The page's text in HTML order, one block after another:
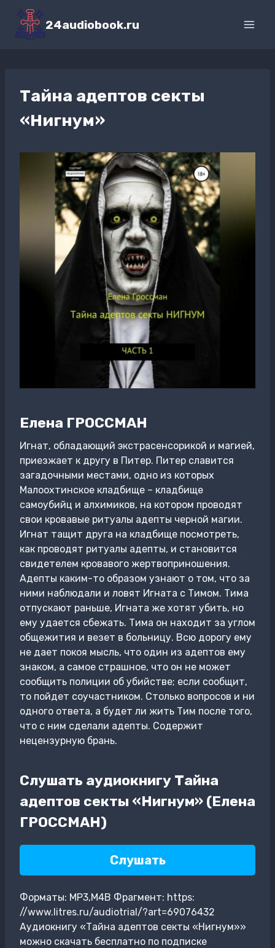
Перейти
содержимому
24audiobook.ru
Тайна адептов секты
«Нигнум»
Елена ГРОССМАН
Игнат, обладающий экстрасенсорикой и магией,
приезжает к другу в Питер. Питер славится
загадочными местами, одно из которых
Малоохтинское кладбище – кладбище
самоубийц и алхимиков, на котором проводят
свои кровавые ритуалы адепты черной магии.
Игнат тащит друга на кладбище посмотреть,
как проводят ритуалы адепты, и становится
свидетелем кровавого жертвоприношения.
Адепты каким-то образом узнают о том, что за
ними наблюдали и ловят Игната с Тимом. Тима
отпускают раньше, Игната же хотят убить, но
ему удается сбежать. Тима он находит за углом
общежития и везет в больницу. Всю дорогу ему
не дает покоя мысль, что один из адептов ему
знаком, а самое страшное, что он не может
сообщить полиции об убийстве; если сообщит,
то пойдет соучастником. Столько вопросов и ни
одного ответа, а будет ли жить Тим после того,
что с ним сделали адепты. Содержит
нецензурную брань.
Слушать аудиокнигу Тайна
адептов секты «Нигнум» (Елена
ГРОССМАН)
Слушать
Форматы: MP3,M4B Фрагмент: https:
//www.litres.ru/audiotrial/?art=69076432
Аудиокнигу «Тайна адептов секты «Нигнум»»
можно скачать бесплатно по подписке